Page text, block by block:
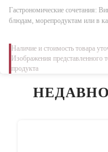
Гастрономические сочетания:
блюдам, морепродуктам или в
Наличие и стоимость товара
Изображения представленного
продукта